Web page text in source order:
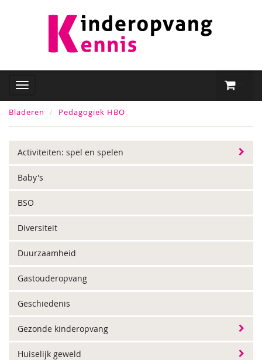
Bladeren Pedagogiek HBO
Activiteiten: spel en spelen
Baby's
BSO
Diversiteit
Duurzaamheid
Gastouderopvang
Geschiedenis
Gezonde kinderopvang
Huiselijk geweld